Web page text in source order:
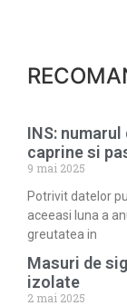
INS:
caprine si
9 mai 2025
Potrivit datelor
aceeasi luna a
greutatea in
Masuri de
izolate
2 mai 2025